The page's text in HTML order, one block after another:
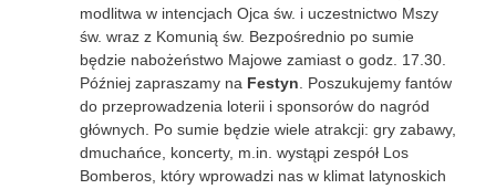
modlitwa w intencjach Ojca św. i uczestnictwo Mszy
św. wraz z Komunią św. Bezpośrednio po sumie
będzie nabożeństwo Majowe zamiast o godz. 17.30.
Później zapraszamy na Festyn . Poszukujemy fantów
do przeprowadzenia loterii i sponsorów do nagród
głównych. Po sumie będzie wiele atrakcji: gry zabawy,
dmuchańce, koncerty, m.in. wystąpi zespół Los
Bomberos, który wprowadzi nas w klimat latynoskich